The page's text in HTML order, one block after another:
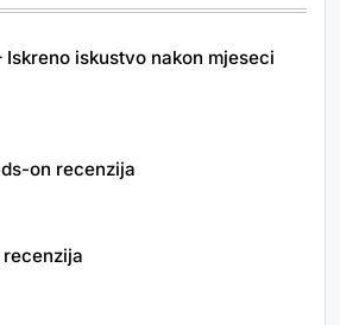
Iskreno iskustvo nakon mjeseci
on recenzija